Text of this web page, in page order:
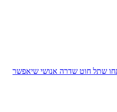
שתל חוט שדרה אנושי שיאפשר